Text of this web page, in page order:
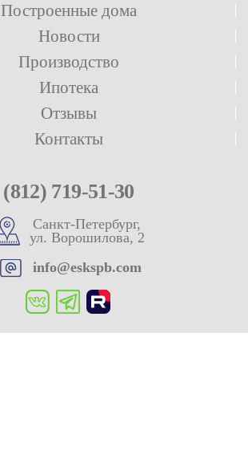
Построенные дома
Новости
Производство
Ипотека
Отзывы
Контакты
(812) 719-51-30
Санкт-Петербург,
ул. Ворошилова, 2
info@eskspb.com